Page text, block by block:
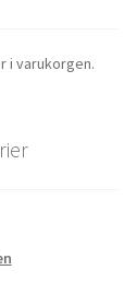
i varukorgen.